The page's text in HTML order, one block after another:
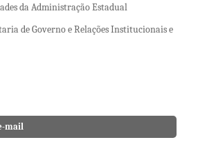
da Administração Estadual
de Governo e Relações Institucionais e
mail